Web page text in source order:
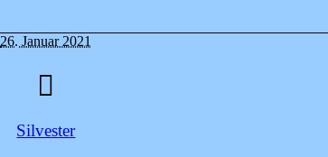
26. Januar 2021
Silvester